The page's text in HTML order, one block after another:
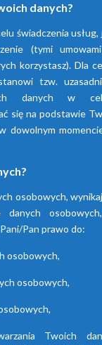
Sprężarka
2.100
2.880
danych?
świadczenia
(tymi
korzystasz). Dla
tzw.
danych w
się na podstawie
dowolnym
osobowych,
danych
Pan prawo do:
osobowych,
osobowych,
Twoich